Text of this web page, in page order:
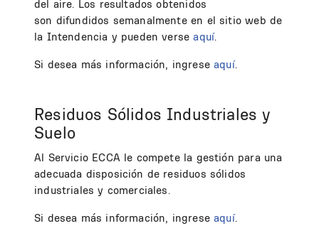
del aire. Los resultados obtenidos
son difundidos semanalmente en el sitio web de
la Intendencia y pueden verseaquí.
Si desea más información, ingreseaquí.
Residuos Sólidos Industriales y
Suelo
Al Servicio ECCA le compete la gestión para una
adecuada disposición de residuos sólidos
industriales y comerciales.
Si desea más información, ingreseaquí.